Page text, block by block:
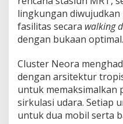
lingkungan diwujudkan
fasilitas secara walking
dengan bukaan optimal.
Cluster Neora
dengan arsitektur
untuk memaksimalkan
sirkulasi udara. Setiap
untuk dua mobil serta